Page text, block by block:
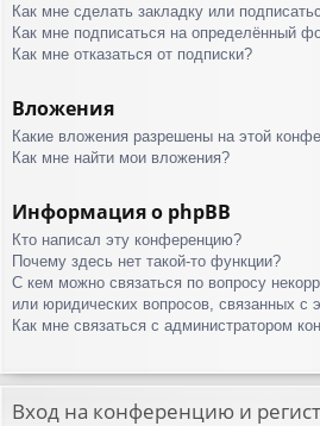
Как мне сделать закладку или
Как мне подписаться на определённый
Как мне отказаться от подписки?
Вложения
Какие вложения разрешены на этой
Как мне найти мои вложения?
Информация о phpBB
Кто написал эту конференцию?
Почему здесь нет такой-то функции?
С кем можно связаться по вопросу
или юридических вопросов, связанных с
Как мне связаться с администратором
Вход на конференцию и